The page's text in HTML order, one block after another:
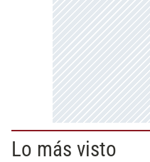
Lo más visto